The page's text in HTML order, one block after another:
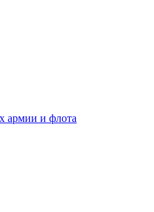
армии и флота